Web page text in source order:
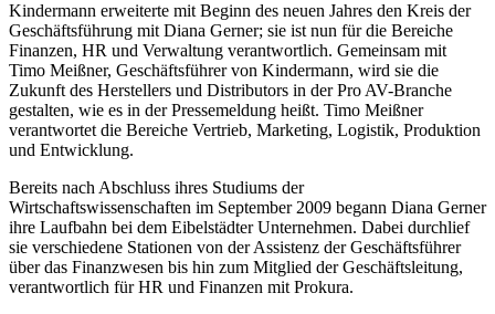
Kindermann erweiterte mit Beginn des neuen Jahres den Kreis der
Geschäftsführung mit Diana Gerner; sie ist nun für die Bereiche
Finanzen, HR und Verwaltung verantwortlich. Gemeinsam mit
Timo Meißner, Geschäftsführer von Kindermann, wird sie die
Zukunft des Herstellers und Distributors in der Pro AV-Branche
gestalten, wie es in der Pressemeldung heißt. Timo Meißner
verantwortet die Bereiche Vertrieb, Marketing, Logistik, Produktion
und Entwicklung.
Bereits nach Abschluss ihres Studiums der
Wirtschaftswissenschaften im September 2009 begann Diana Gerner
ihre Laufbahn bei dem Eibelstädter Unternehmen. Dabei durchlief
sie verschiedene Stationen von der Assistenz der Geschäftsführer
über das Finanzwesen bis hin zum Mitglied der Geschäftsleitung,
verantwortlich für HR und Finanzen mit Prokura.